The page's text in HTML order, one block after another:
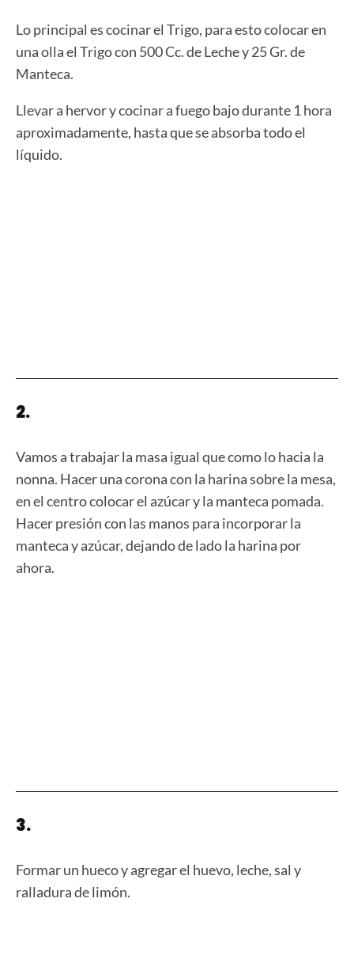
Lo principal es cocinar el Trigo, para esto colocar en
una olla el Trigo con 500 Cc. de Leche y 25 Gr. de
Manteca.
Llevar a hervor y cocinar a fuego bajo durante 1 hora
aproximadamente, hasta que se absorba todo el
líquido.
2.
Vamos a trabajar la masa igual que como lo hacia la
nonna. Hacer una corona con la harina sobre la mesa,
en el centro colocar el azúcar y la manteca pomada.
Hacer presión con las manos para incorporar la
manteca y azúcar, dejando de lado la harina por
ahora.
3.
Formar un hueco y agregar el huevo, leche, sal y
ralladura de limón.